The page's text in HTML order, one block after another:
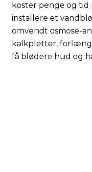
koster penge og tid
installere et
omvendt osmose-
kalkpletter,
få blødere hud og